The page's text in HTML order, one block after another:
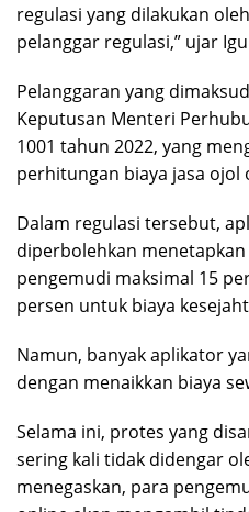
regulasi yang dilakukan
pelanggar regulasi,” ujar
Pelanggaran yang
Keputusan Menteri
1001 tahun 2022, yang
perhitungan biaya jasa ojol
Dalam regulasi tersebut,
diperbolehkan
pengemudi maksimal 15
persen untuk biaya
Namun, banyak aplikator
dengan menaikkan biaya
Selama ini, protes yang
sering kali tidak didengar
menegaskan, para